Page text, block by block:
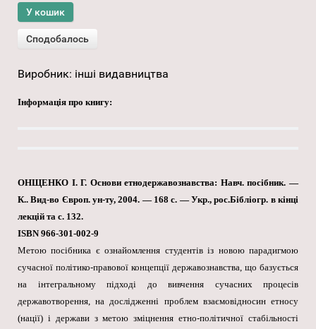
Виробник: інші видавництва
Інформація про книгу:
ОНЩЕНКО І. Г. Основи етнодержавознавства: Навч. посібник. —
К.. Вид-во Європ. ун-ту, 2004. — 168 с. — Укр., рос.Бібліогр. в кінці
лекцій та с. 132.
ISBN 966-301-002-9
Метою посібника є ознайомлення студентів із новою парадигмою
сучасної політико-правової концепції державознавства, що базується
на інтегральному підході до вивчення сучасних процесів
державотворення, на дослідженні проблем взаємовідносин етносу
(нації) і держави з метою зміцнення етно-політичної стабільності